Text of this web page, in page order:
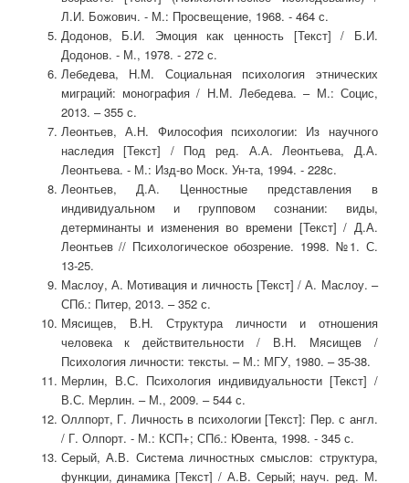
Л.И. Божович. - М.: Просвещение, 1968. - 464 с.
Додонов, Б.И. Эмоция как ценность [Текст] / Б.И.
Додонов. - М., 1978. - 272 с.
Лебедева, Н.М. Социальная психология этнических
миграций: монография / Н.М. Лебедева. – М.: Социс,
2013. – 355 с.
Леонтьев, А.Н. Философия психологии: Из научного
наследия [Текст] / Под ред. А.А. Леонтьева, Д.А.
Леонтьева. - М.: Изд-во Моск. Ун-та, 1994. - 228с.
Леонтьев, Д.А. Ценностные представления в
индивидуальном и групповом сознании: виды,
детерминанты и изменения во времени [Текст] / Д.А.
Леонтьев // Психологическое обозрение. 1998. №1. С.
13-25.
Маслоу, А. Мотивация и личность [Текст] / А. Маслоу. –
СПб.: Питер, 2013. – 352 с.
Мясищев, В.Н. Структура личности и отношения
человека к действительности / В.Н. Мясищев /
Психология личности: тексты. – М.: МГУ, 1980. – 35-38.
Мерлин, В.С. Психология индивидуальности [Текст] /
В.С. Мерлин. – М., 2009. – 544 с.
Оллпорт, Г. Личность в психологии [Текст]: Пер. с англ.
/ Г. Олпорт. - М.: КСП+; СПб.: Ювента, 1998. - 345 с.
Серый, А.В. Система личностных смыслов: структура,
функции, динамика [Текст] / А.В. Серый; науч. ред. М.